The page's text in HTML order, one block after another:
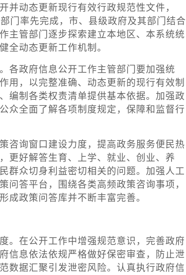
并动态更新现行有效行政规范性文件，
门率先完成，市、县级政府及其部门结合
主管部门逐步探索建立本地区、本系统统
全动态更新工作机制。
政府信息公开工作主管部门要加强统
用，以完整准确、动态更新的现行有效制
编制各类权责清单提供基本依据。加强政
众全面了解各项制度规定，保障和监督行
询窗口建设力度，提高政务服务便民热
更好解答生育、上学、就业、创业、养
群众切身利益密切相关的问题。加强人工
问答平台，围绕各类高频政策咨询事项，
成政策问答库并不断丰富完善。
在公开工作中增强规范意识，完善政府
信息依法依规严格做好保密审查，防止泄
数据汇聚引发泄密风险。认真执行政府信